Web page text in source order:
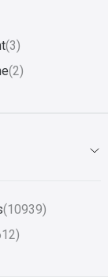
(3)
(2)
(10939)